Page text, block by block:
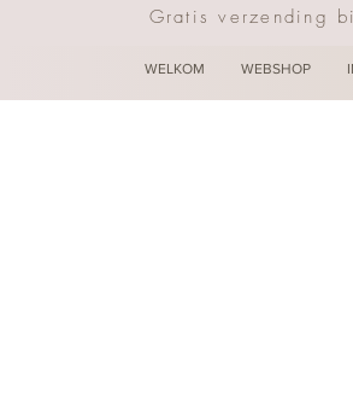
Gratis verzending
WELKOM WEBSHOP